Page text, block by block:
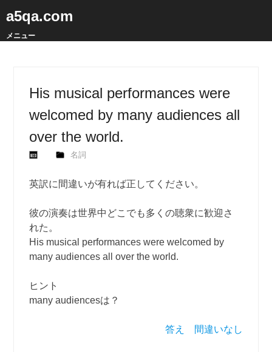
a5qa.com
メニュー
His musical performances were
welcomed by many audiences all
over the world.
名詞
英訳に間違いが有れば正してください。
彼の演奏は世界中どこでも多くの聴衆に歓迎さ
れた。
His musical performances were welcomed by
many audiences all over the world.
ヒント
many audiencesは？
答え 間違いなし